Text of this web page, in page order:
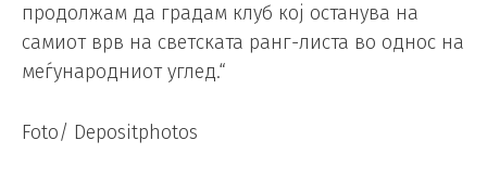
продолжам да градам клуб кој останува на
самиот врв на светската ранг-листа во однос на
меѓународниот углед.“
Foto/ Depositphotos